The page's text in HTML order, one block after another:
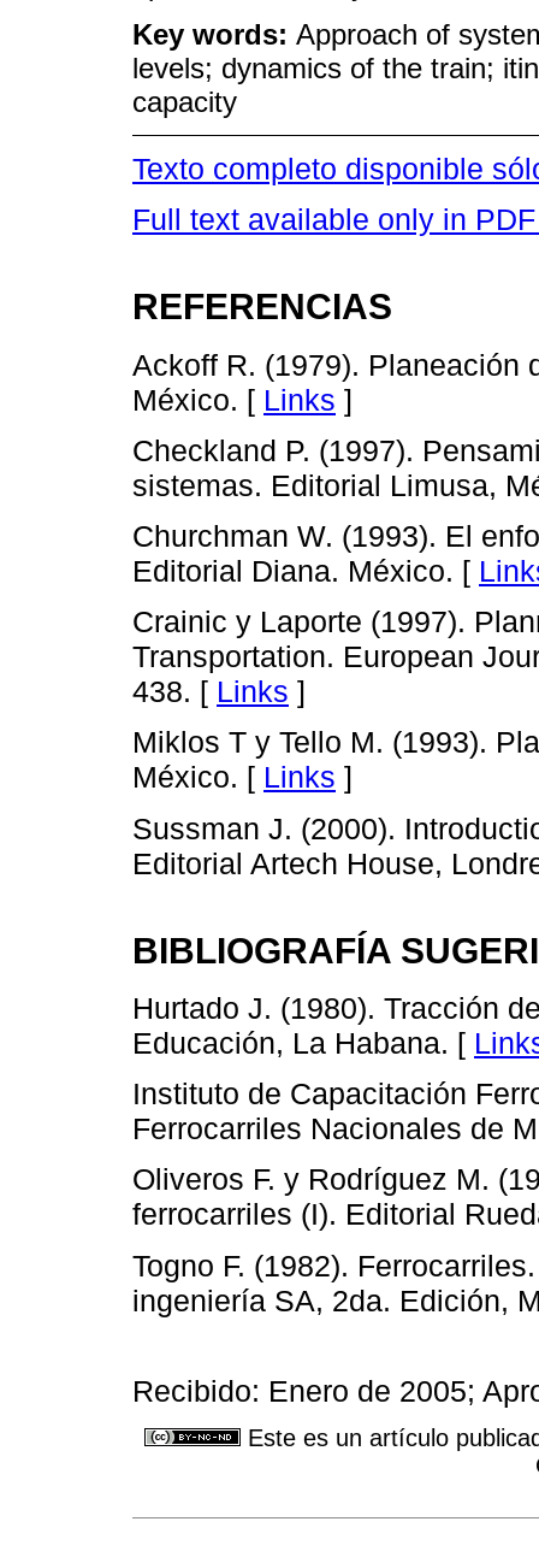
Key words: Approach of
levels; dynamics of the train;
capacity
Texto completo disponible
Full text available only in
REFERENCIAS
Ackoff R. (1979). Planeación
México. [ Links ]
Checkland P. (1997).
sistemas. Editorial Limusa,
Churchman W. (1993). El
Editorial Diana. México. [
Crainic y Laporte (1997).
Transportation. European
438. [ Links ]
Miklos T y Tello M. (1993).
México. [ Links ]
Sussman J. (2000).
Editorial Artech House,
BIBLIOGRAFÍA
Hurtado J. (1980). Tracción
Educación, La Habana. [
Instituto de Capacitación
Ferrocarriles Nacionales de
Oliveros F. y Rodríguez M.
ferrocarriles (I). Editorial
Togno F. (1982).
ingeniería SA, 2da. Edición,
Recibido: Enero de 2005;
Este es un artículo